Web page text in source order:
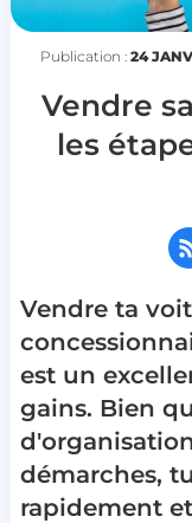
Publication : 24
Vendre
les
Vendre ta
est un
gains. Bien
démarches,
rapidement